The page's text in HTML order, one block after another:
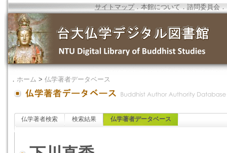
サイトマップ．本館について ．諮問委員会 ．
． ホーム > 仏学著者データベース
仏学著者検索 検索結果 仏学著者データベース